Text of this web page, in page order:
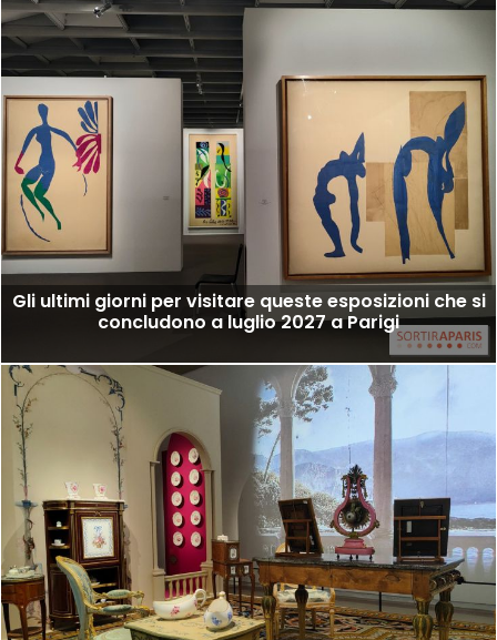
Gli ultimi giorni per visitare queste esposizioni che si
concludono a luglio 2027 a Parigi